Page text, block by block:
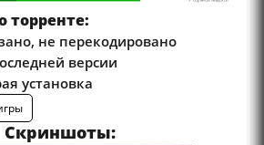
торренте:
не перекодировано
версии
установка
Скриншоты: